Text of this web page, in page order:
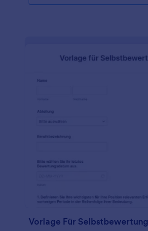
Vorlage Für Selbstbewertung